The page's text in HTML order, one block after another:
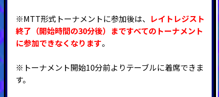
※MTT形式トーナメントに参加後は、 レイトレジスト
終了（開始時間の30分後）まですべてのトーナメント
に参加できなくなります。
※トーナメント開始10分前よりテーブルに着席できま
す。